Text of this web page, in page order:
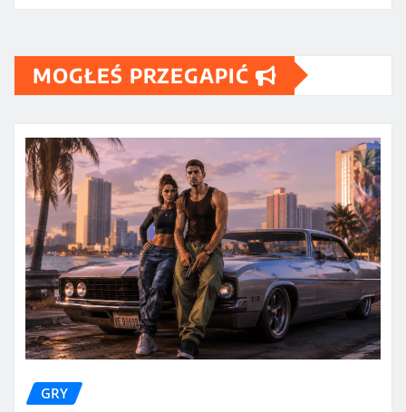
MOGŁEŚ PRZEGAPIĆ
GRY